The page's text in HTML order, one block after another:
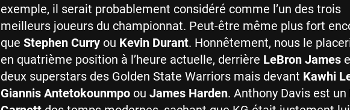
exemple, il serait probablement considéré comme l’un des trois
meilleurs joueurs du championnat. Peut-être même plus fort
que Stephen Curry ou Kevin Durant. Honnêtement, nous le
en quatrième position à l’heure actuelle, derrière LeBron James
deux superstars des Golden State Warriors mais devant Kawhi
Giannis Antetokounmpo ou James Harden. Anthony Davis est un